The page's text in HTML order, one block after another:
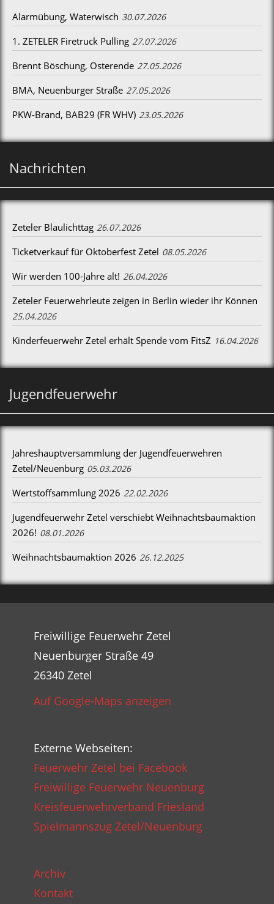
Alarmübung, Waterwisch 30.07.2026
1. ZETELER Firetruck Pulling 27.07.2026
Brennt Böschung, Osterende 27.05.2026
BMA, Neuenburger Straße 27.05.2026
PKW-Brand, BAB29 (FR WHV) 23.05.2026
Nachrichten
Zeteler Blaulichttag 26.07.2026
Ticketverkauf für Oktoberfest Zetel 08.05.2026
Wir werden 100-Jahre alt! 26.04.2026
Zeteler Feuerwehrleute zeigen in Berlin wieder ihr Können
25.04.2026
Kinderfeuerwehr Zetel erhält Spende vom FitsZ 16.04.2026
Jugendfeuerwehr
Jahreshauptversammlung der Jugendfeuerwehren
Zetel/Neuenburg 05.03.2026
Wertstoffsammlung 2026 22.02.2026
Jugendfeuerwehr Zetel verschiebt Weihnachtsbaumaktion
2026! 08.01.2026
Weihnachtsbaumaktion 2026 26.12.2025
Freiwillige Feuerwehr Zetel
Neuenburger Straße 49
26340 Zetel
Auf Google-Maps anzeigen
Externe Webseiten:
Feuerwehr Zetel bei Facebook
Freiwillige Feuerwehr Neuenburg
Kreisfeuerwehrverband Friesland
Spielmannszug Zetel/Neuenburg
Archiv
Kontakt